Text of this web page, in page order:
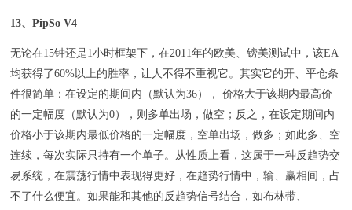
13、PipSo V4
无论在15钟还是1小时框架下，在2011年的欧美、镑美测试中，该EA
均获得了60%以上的胜率，让人不得不重视它。其实它的开、平仓条
件很简单：在设定的期间内（默认为36）， 价格大于该期内最高价
的一定幅度（默认为0），则多单出场，做空；反之，在设定期间内
价格小于该期内最低价格的一定幅度，空单出场，做多；如此多、空
连续，每次实际只持有一个单子。从性质上看，这属于一种反趋势交
易系统，在震荡行情中表现得更好，在趋势行情中，输、赢相间，占
不了什么便宜。如果能和其他的反趋势信号结合，如布林带、